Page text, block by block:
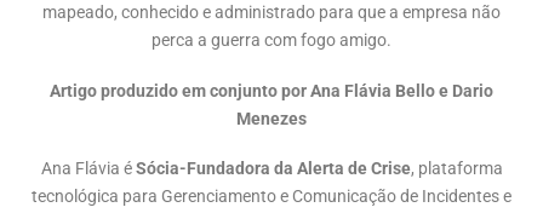
mapeado, conhecido e administrado para que a empresa não
perca a guerra com fogo amigo.
Artigo produzido em conjunto por Ana Flávia Bello e Dario
Menezes
Ana Flávia éSócia-Fundadora da Alerta de Crise, plataforma
tecnológica para Gerenciamento e Comunicação de Incidentes e